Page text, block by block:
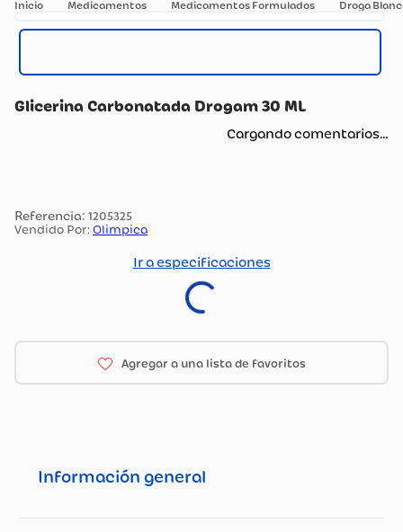
Medicamentos Medicamentos Formulados Droga
Glicerina Carbonatada Drogam 30 ML
Cargando comentarios…
: 1205325
Vendido Por: Olimpica
Ir a especificaciones
Información general